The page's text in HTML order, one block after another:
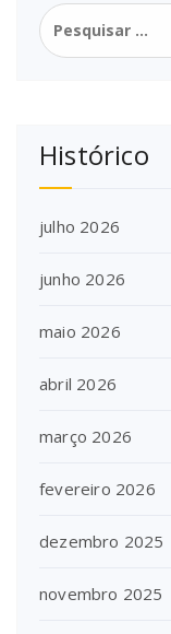
Pesquisar
por:
Histórico
julho 2026
junho 2026
maio 2026
abril 2026
março 2026
fevereiro 2026
dezembro 2025
novembro 2025